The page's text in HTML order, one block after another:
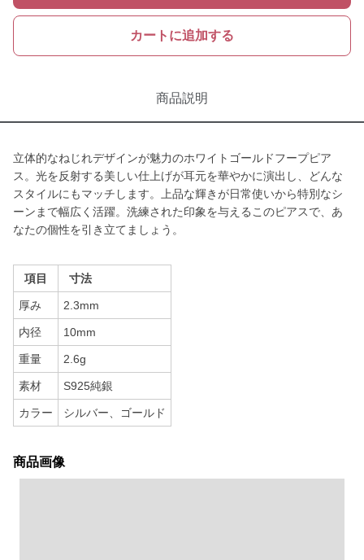
カートに追加する
商品説明
立体的なねじれデザインが魅力のホワイトゴールドフープピア
ス。光を反射する美しい仕上げが耳元を華やかに演出し、どんな
スタイルにもマッチします。上品な輝きが日常使いから特別なシ
ーンまで幅広く活躍。洗練された印象を与えるこのピアスで、あ
なたの個性を引き立てましょう。
項目 寸法
厚み 2.3mm
内径 10mm
重量 2.6g
素材 S925純銀
カラー シルバー、ゴールド
商品画像